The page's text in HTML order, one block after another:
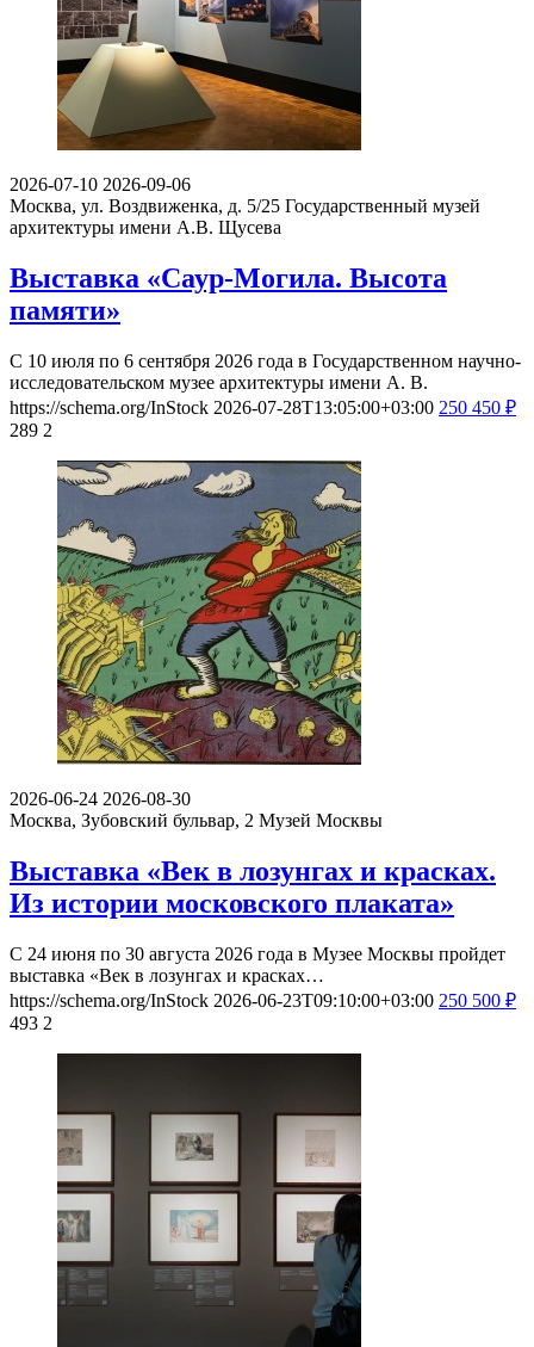
2026-07-10 2026-09-06
Москва, ул. Воздвиженка, д. 5/25 Государственный музей
архитектуры имени А.В. Щусева
Выставка «Саур-Могила. Высота
памяти»
С 10 июля по 6 сентября 2026 года в Государственном научно-
исследовательском музее архитектуры имени А. В.
https://schema.org/InStock 2026-07-28T13:05:00+03:00 250 450 ₽
289 2
2026-06-24 2026-08-30
Москва, Зубовский бульвар, 2 Музей Москвы
Выставка «Век в лозунгах и красках.
Из истории московского плаката»
С 24 июня по 30 августа 2026 года в Музее Москвы пройдет
выставка «Век в лозунгах и красках…
https://schema.org/InStock 2026-06-23T09:10:00+03:00 250 500 ₽
493 2